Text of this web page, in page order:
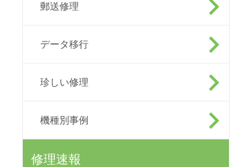
郵送修理
データ移行
珍しい修理
機種別事例
修理速報